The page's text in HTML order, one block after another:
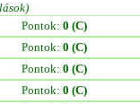
Pontok: 0 (C)
Pontok: 0 (C)
Pontok: 0 (C)
Pontok: 0 (C)